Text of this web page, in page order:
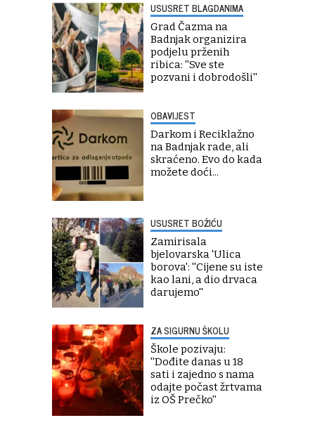
USUSRET BLAGDANIMA
Grad Čazma na
Badnjak organizira
podjelu prženih
ribica: ''Sve ste
pozvani i dobrodošli''
OBAVIJEST
Darkom i Reciklažno
na Badnjak rade, ali
skraćeno. Evo do kada
možete doći...
USUSRET BOŽIĆU
Zamirisala
bjelovarska 'Ulica
borova': ''Cijene su iste
kao lani, a dio drvaca
darujemo''
ZA SIGURNU ŠKOLU
Škole pozivaju:
''Dođite danas u 18
sati i zajedno s nama
odajte počast žrtvama
iz OŠ Prečko''